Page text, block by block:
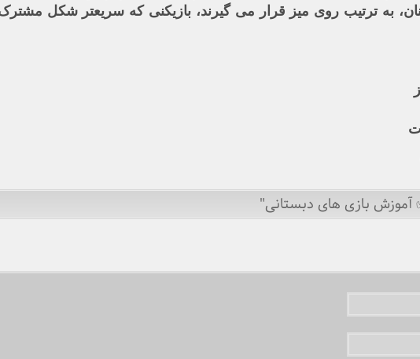
روی میز قرار می گیرند، بازیکنی که سریعتر شکل مشترک
آموزش بازی های دبستانی"